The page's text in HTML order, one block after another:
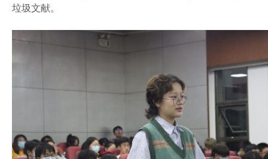
垃圾文献。